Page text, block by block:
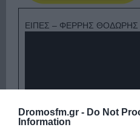
Dromosfm.gr - Do Not
Information
ΕΙΠΕΣ – ΦΕΡΡΗΣ ΘΟΔΩΡΗΣ